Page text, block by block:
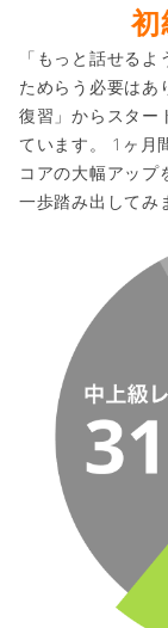
「もっと話せる
ためらう必要はあ
復習」からスター
ています。 1ヶ月
コアの大幅アップ
一歩踏み出してみ